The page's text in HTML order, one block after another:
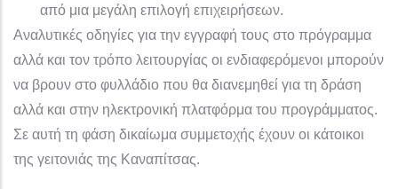
από μια μεγάλη επιλογή επιχειρήσεων.
Αναλυτικές οδηγίες για την εγγραφή τους στο πρόγραμμα
αλλά και τον τρόπο λειτουργίας οι ενδιαφερόμενοι μπορούν
να βρουν στο φυλλάδιο που θα διανεμηθεί για τη δράση
αλλά και στην ηλεκτρονική πλατφόρμα του προγράμματος.
Σε αυτή τη φάση δικαίωμα συμμετοχής έχουν οι κάτοικοι
της γειτονιάς της Καναπίτσας.